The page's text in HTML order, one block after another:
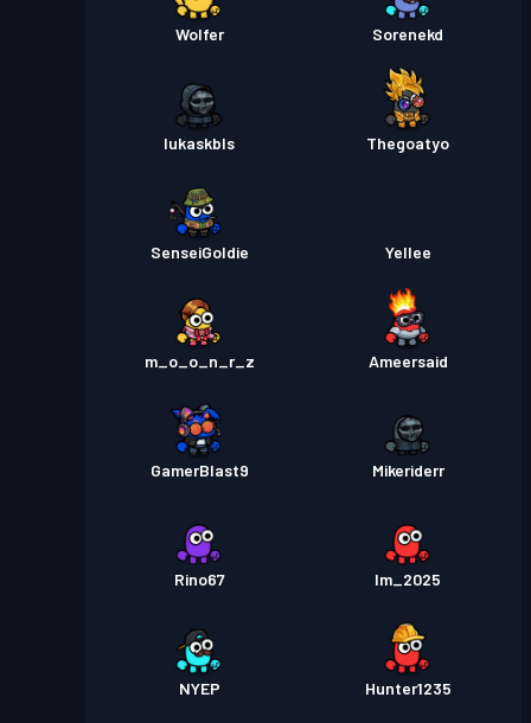
Wolfer Sorenekd
lukaskbls Thegoatyo
SenseiGoldie Yellee
m_o_o_n_r_z Ameersaid
GamerBlast9 Mikeriderr
Rino67 Im_2025
NYEP Hunter1235